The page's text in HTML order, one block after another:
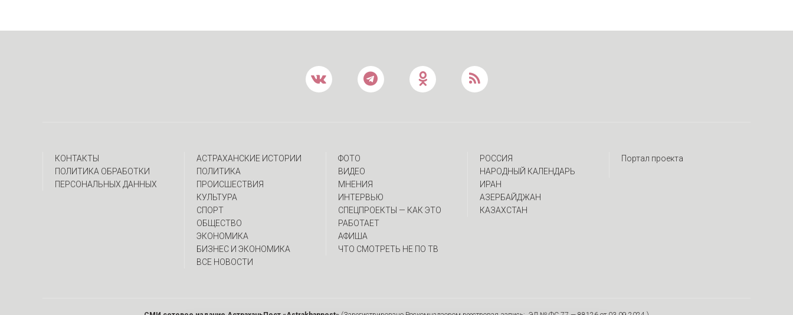
КОНТАКТЫ
ПОЛИТИКА ОБРАБОТКИ
ПЕРСОНАЛЬНЫХ ДАННЫХ
АСТРАХАНСКИЕ ИСТОРИИ
ПОЛИТИКА
ПРОИСШЕСТВИЯ
КУЛЬТУРА
СПОРТ
ОБЩЕСТВО
ЭКОНОМИКА
БИЗНЕС И ЭКОНОМИКА
ВСЕ НОВОСТИ
ФОТО
ВИДЕО
МНЕНИЯ
ИНТЕРВЬЮ
CПЕЦПРОЕКТЫ — КАК ЭТО
РАБОТАЕТ
АФИША
ЧТО СМОТРЕТЬ НЕ ПО ТВ
РОССИЯ
НАРОДНЫЙ КАЛЕНДАРЬ
ИРАН
АЗЕРБАЙДЖАН
КАЗАХСТАН
Портал проекта